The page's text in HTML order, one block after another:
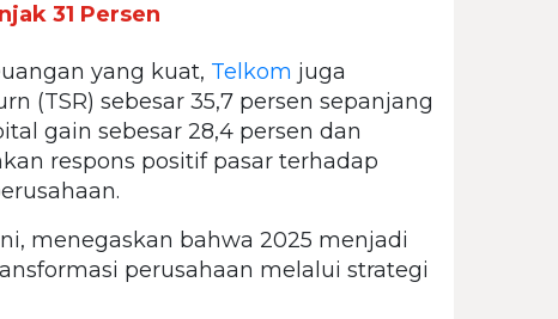
31 Persen
yang kuat, Telkom juga
(TSR) sebesar 35,7 persen sepanjang
gain sebesar 28,4 persen dan
respons positif pasar terhadap
menegaskan bahwa 2025 menjadi
perusahaan melalui strategi